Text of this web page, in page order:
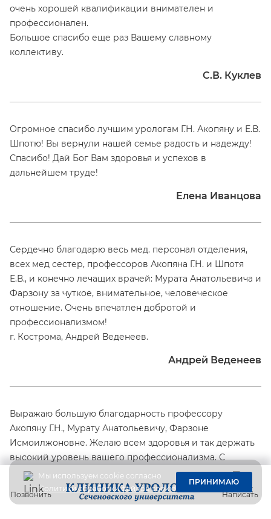
очень хорошей квалификации внимателен и
профессионален.
Большое спасибо еще раз Вашему славному
коллективу.
С.В. Куклев
Огромное спасибо лучшим урологам Г.Н. Акопяну и Е.В.
Шпотю! Вы вернули нашей семье радость и надежду!
Спасибо! Дай Бог Вам здоровья и успехов в
дальнейшем труде!
Елена Иванцова
Сердечно благодарю весь мед. персонал отделения,
всех мед сестер, профессоров Акопяна Г.Н. и Шпотя
Е.В., и конечно лечащих врачей: Мурата Анатольевича и
Фарзону за чуткое, внимательное, человеческое
отношение. Очень впечатлен добротой и
профессионализмом!
г. Кострома, Андрей Веденеев.
Андрей Веденеев
Выражаю большую благодарность профессору
Акопяну Г.Н., Мурату Анатольевичу, Фарзоне
Исмоилжоновне. Желаю всем здоровья и так держать
высокий уровень вашего профессионализма. С
уважением ваш пациент Мурадян В.Е. Огромное
человеческое Спасибо!
Позвонить Написать
Мы используем cookie согласно
Политики обработки файлов cookie
ПРИНИМАЮ